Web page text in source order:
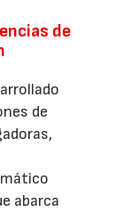
de
de
abarca